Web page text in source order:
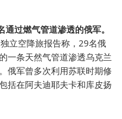
过燃气管道渗透的俄军。
立空降旅报告称，29名俄
一条天然气管道渗透乌克兰
俄军曾多次利用苏联时期修
括在阿夫迪耶夫卡和库皮扬